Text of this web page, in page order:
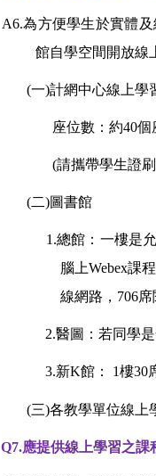
A6.為方便學生於實體
館自學空間開放線
(一)計網中心線上學
座位數：約40個
(請攜帶學生證
(二)圖書館
1.總館：一樓是
腦上Webex課
線網路，706席
2.醫圖：若同學
3.新K館： 1樓30
(三)各教學單位線上
Q7.應提供線上學習之課